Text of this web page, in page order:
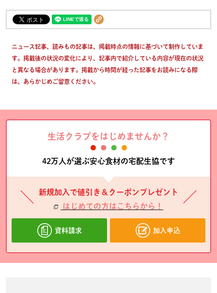
ニュース記事、読みもの記事は、掲載時点の情報に基づいて制作していま
す。掲載後の状況の変化により、記事内で紹介している内容が現在の状況
と異なる場合があります。掲載から時間が経った記事をお読みになる際
は、あらかじめご留意ください。
生活クラブをはじめませんか？
42万人が選ぶ安心食材の宅配生協です
新規加入で値引き＆クーポンプレゼント
はじめての方はこちらから！
資料請求 加入申込